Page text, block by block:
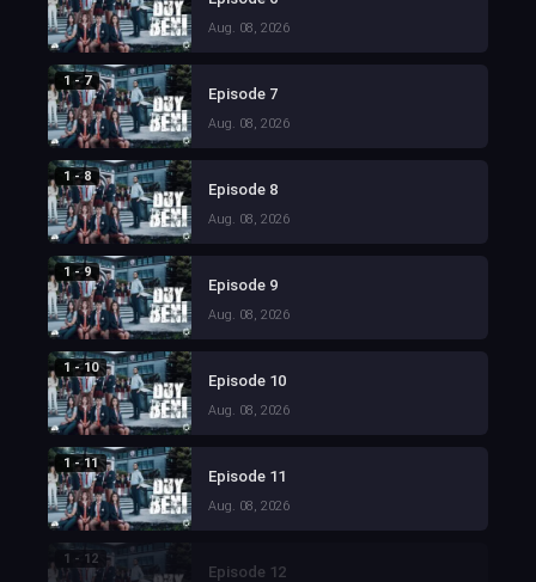
Aug. 08, 2026
1 - 7
Episode 7
Aug. 08, 2026
1 - 8
Episode 8
Aug. 08, 2026
1 - 9
Episode 9
Aug. 08, 2026
1 - 10
Episode 10
Aug. 08, 2026
1 - 11
Episode 11
Aug. 08, 2026
1 - 12
Episode 12